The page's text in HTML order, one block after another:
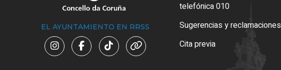
EL AYUNTAMIENTO EN RRSS
telefónica 010
Sugerencias y reclamaciones
Cita previa